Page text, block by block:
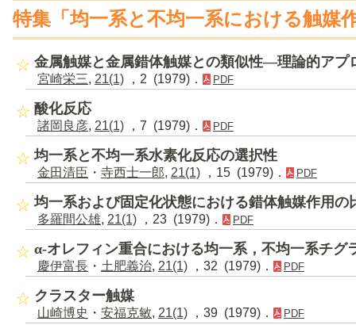
特集「均一系と不均一系における触媒
金属触媒と金属錯体触媒との類似性―理論的アプ
宮崎栄三, 21(1) ，2 (1979)． PDF
酸化反応
諸岡良彦, 21(1) ，7 (1979)． PDF
均一系と不均一系水素化反応の選択性
金田清臣 ・ 寺西士一郎, 21(1) ，15 (1979)． PDF
均一系および固定化状態における錯体触媒作用の
多羅間公雄, 21(1) ，23 (1979)． PDF
α-オレフィン重合における均一系，不均一系チグ
慶伊富長 ・ 土肥義治, 21(1) ，32 (1979)． PDF
クラスター触媒
山崎博史 ・ 安福克敏, 21(1) ，39 (1979)． PDF